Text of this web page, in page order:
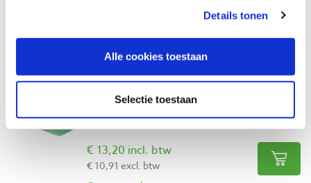
Details tonen
Alle cookies toestaan
Selectie toestaan
Vergelijken
Polijstpasta lichtgroen 860 gram
€ 13,20 incl. btw
€ 10,91 excl. btw